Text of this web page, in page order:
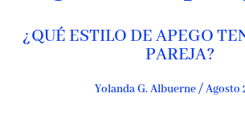
¿QUÉ ESTILO DE APEGO
PAREJA?
Yolanda G. Albuerne / Agosto